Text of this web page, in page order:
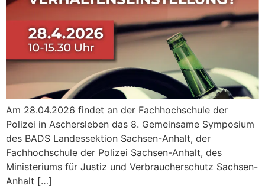
Am 28.04.2026 findet an der Fachhochschule der
Polizei in Aschersleben das 8. Gemeinsame Symposium
des BADS Landessektion Sachsen-Anhalt, der
Fachhochschule der Polizei Sachsen-Anhalt, des
Ministeriums für Justiz und Verbraucherschutz Sachsen-
Anhalt […]